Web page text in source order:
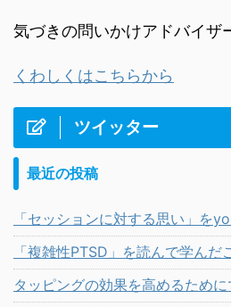
気づきの問いかけアドバイザ
くわしくはこちらから
ツイッター
最近の投稿
「セッションに対する思い」を
「複雑性PTSD」を読んで学んだ
タッピングの効果を高めるため